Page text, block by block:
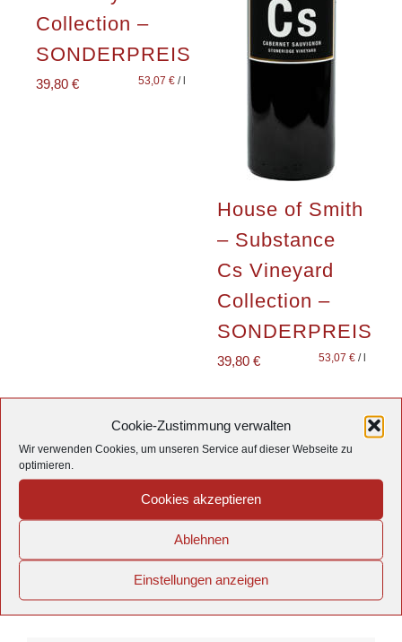
Cookie-Zustimmung verwalten
Wir verwenden Cookies, um unseren Service auf dieser Webseite zu
optimieren.
Cookies akzeptieren
Ablehnen
Einstellungen anzeigen
Collection –
SONDERPREIS
39,80 € 53,07 €/l
zzgl.Versandkosten
House of Smith
– Substance
Cs Vineyard
Collection –
SONDERPREIS
39,80 € 53,07 € /l